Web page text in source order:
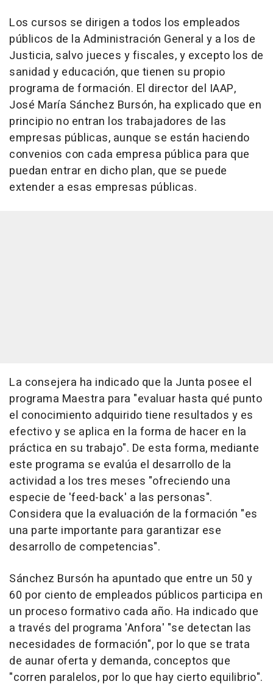
Los cursos se dirigen a todos los empleados
públicos de la Administración General y a los de
Justicia, salvo jueces y fiscales, y excepto los de
sanidad y educación, que tienen su propio
programa de formación. El director del IAAP,
José María Sánchez Bursón, ha explicado que en
principio no entran los trabajadores de las
empresas públicas, aunque se están haciendo
convenios con cada empresa pública para que
puedan entrar en dicho plan, que se puede
extender a esas empresas públicas.
La consejera ha indicado que la Junta posee el
programa Maestra para "evaluar hasta qué punto
el conocimiento adquirido tiene resultados y es
efectivo y se aplica en la forma de hacer en la
práctica en su trabajo". De esta forma, mediante
este programa se evalúa el desarrollo de la
actividad a los tres meses "ofreciendo una
especie de 'feed-back' a las personas".
Considera que la evaluación de la formación "es
una parte importante para garantizar ese
desarrollo de competencias".
Sánchez Bursón ha apuntado que entre un 50 y
60 por ciento de empleados públicos participa en
un proceso formativo cada año. Ha indicado que
a través del programa 'Anfora' "se detectan las
necesidades de formación", por lo que se trata
de aunar oferta y demanda, conceptos que
"corren paralelos, por lo que hay cierto equilibrio".